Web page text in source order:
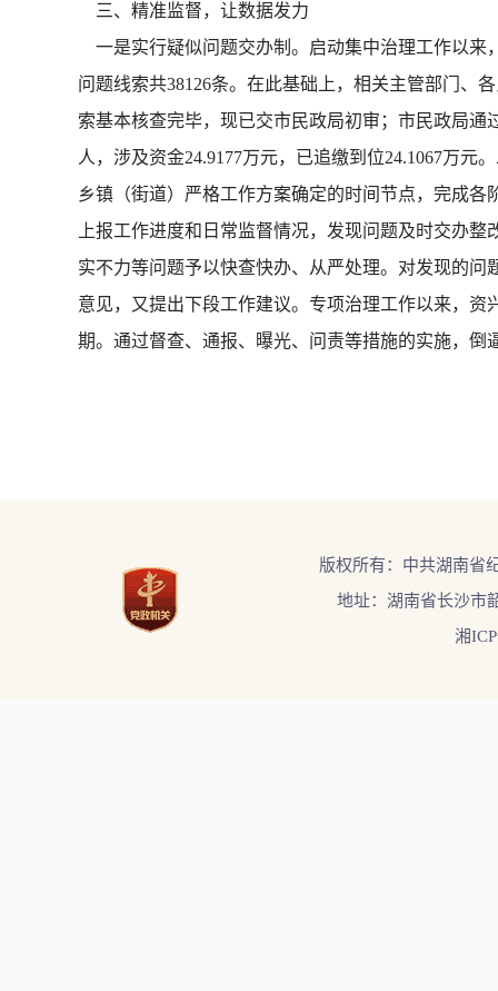
三、精准监督，让数据发力
一是实行疑似问题交办制。启动集中治理工作以来
问题线索共38126条。在此基础上，相关主管部门、
索基本核查完毕，现已交市民政局初审；市民政局
人，涉及资金24.9177万元，已追缴到位24.1067万
乡镇（街道）严格工作方案确定的时间节点，完成
上报工作进度和日常监督情况，发现问题及时交办
实不力等问题予以快查快办、从严处理。对发现的
意见，又提出下段工作建议。专项治理工作以来，
期。通过督查、通报、曝光、问责等措施的实施，
版权所有：中共湖南省
地址：湖南省长沙市
湘